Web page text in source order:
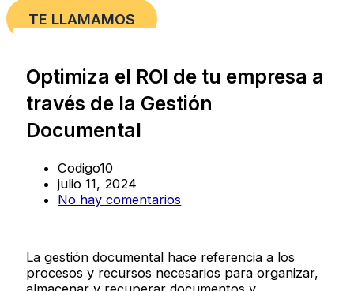
TE LLAMAMOS
Optimiza el ROI de tu empresa a
través de la Gestión
Documental
Codigo10
julio 11, 2024
No hay comentarios
La gestión documental hace referencia a los
procesos y recursos necesarios para organizar,